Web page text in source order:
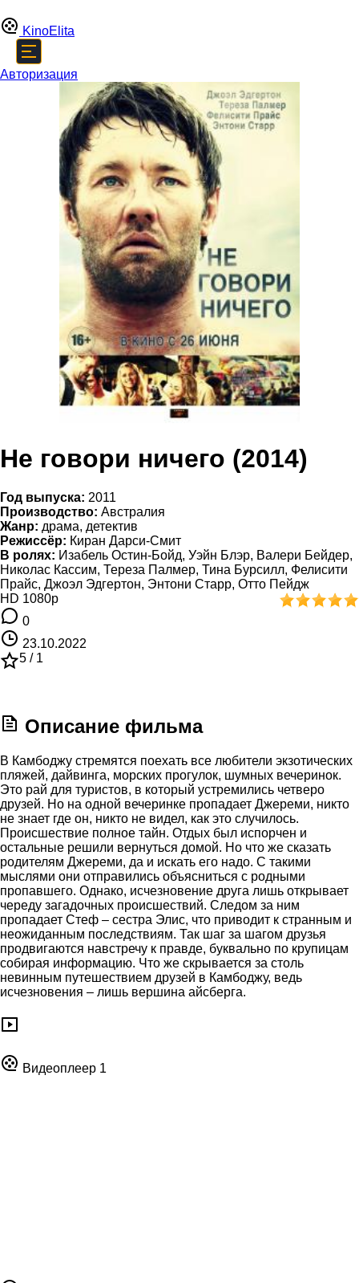
KinoElita
Авторизация
Не говори ничего (2014)
Год выпуска: 2011
Производство: Австралия
Жанр: драма, детектив
Режиссёр: Киран Дарси-Смит
В ролях: Изабель Остин-Бойд, Уэйн Блэр, Валери Бейдер,
Николас Кассим, Тереза Палмер, Тина Бурсилл, Фелисити
Прайс, Джоэл Эдгертон, Энтони Старр, Отто Пейдж
HD 1080p
0
23.10.2022
5 / 1
Описание фильма
В Камбоджу стремятся поехать все любители экзотических
пляжей, дайвинга, морских прогулок, шумных вечеринок.
Это рай для туристов, в который устремились четверо
друзей. Но на одной вечеринке пропадает Джереми, никто
не знает где он, никто не видел, как это случилось.
Происшествие полное тайн. Отдых был испорчен и
остальные решили вернуться домой. Но что же сказать
родителям Джереми, да и искать его надо. С такими
мыслями они отправились объясниться с родными
пропавшего. Однако, исчезновение друга лишь открывает
череду загадочных происшествий. Следом за ним
пропадает Стеф – сестра Элис, что приводит к странным и
неожиданным последствиям. Так шаг за шагом друзья
продвигаются навстречу к правде, буквально по крупицам
собирая информацию. Что же скрывается за столь
невинным путешествием друзей в Камбоджу, ведь
исчезновения – лишь вершина айсберга.
Видеоплеер 1